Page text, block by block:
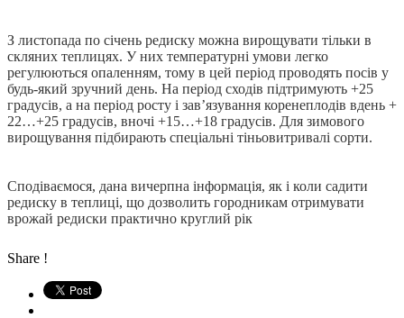
З листопада по січень редиску можна вирощувати тільки в
скляних теплицях. У них температурні умови легко
регулюються опаленням, тому в цей період проводять посів у
будь-який зручний день. На період сходів підтримують +25
градусів, а на період росту і зав’язування коренеплодів вдень +
22…+25 градусів, вночі +15…+18 градусів. Для зимового
вирощування підбирають спеціальні тіньовитривалі сорти.
Сподіваємося, дана вичерпна інформація, як і коли садити
редиску в теплиці, що дозволить городникам отримувати
врожай редиски практично круглий рік
Share !